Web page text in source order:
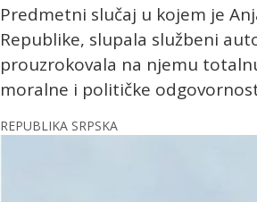
Predmetni slučaj u kojem je
Republike, slupala službeni
prouzrokovala na njemu
moralne i političke
REPUBLIKA SRPSKA